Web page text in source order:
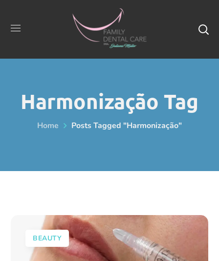
Harmonização Tag
Home Posts Tagged "Harmonização"
BEAUTY